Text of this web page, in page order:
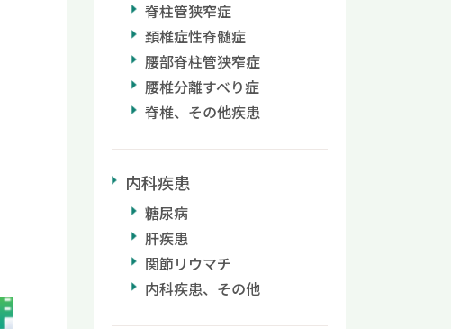
脊柱管狭窄症
頚椎症性脊髄症
腰部脊柱管狭窄症
腰椎分離すべり症
脊椎、その他疾患
内科疾患
糖尿病
肝疾患
関節リウマチ
内科疾患、その他